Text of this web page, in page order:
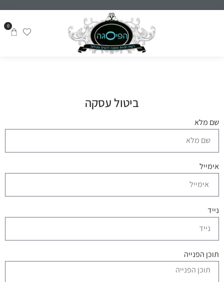
0
ביטול עסקה
שם מלא
אימייל
נייד
תוכן הפנייה